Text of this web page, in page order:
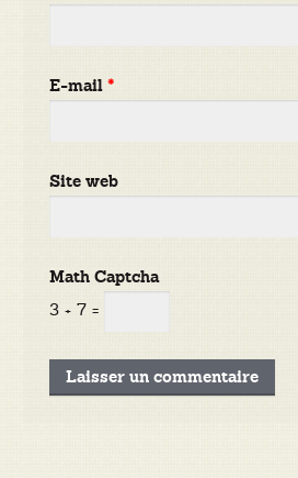
E-mail*
Site web
Math Captcha
3 + 7 =